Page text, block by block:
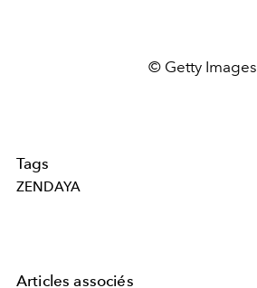
© Getty Images
Tags
ZENDAYA
Articles associés